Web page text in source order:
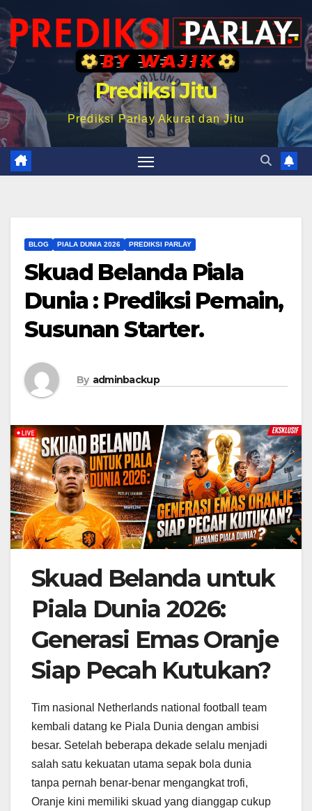
Prediksi Jitu
Prediksi Parlay Akurat dan Jitu
BLOG PIALA DUNIA 2026 PREDIKSI PARLAY
Skuad Belanda Piala
Dunia : Prediksi Pemain,
Susunan Starter.
By adminbackup
Skuad Belanda untuk
Piala Dunia 2026:
Generasi Emas Oranje
Siap Pecah Kutukan?
Tim nasional
Netherlands national football team
kembali datang ke Piala Dunia dengan ambisi
besar. Setelah beberapa dekade selalu menjadi
salah satu kekuatan utama sepak bola dunia
tanpa pernah benar-benar mengangkat trofi,
Oranje kini memiliki skuad yang dianggap cukup